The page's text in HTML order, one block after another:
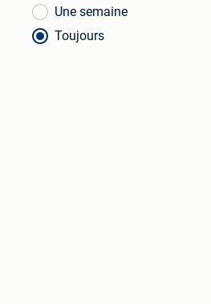
Une semaine
Toujours